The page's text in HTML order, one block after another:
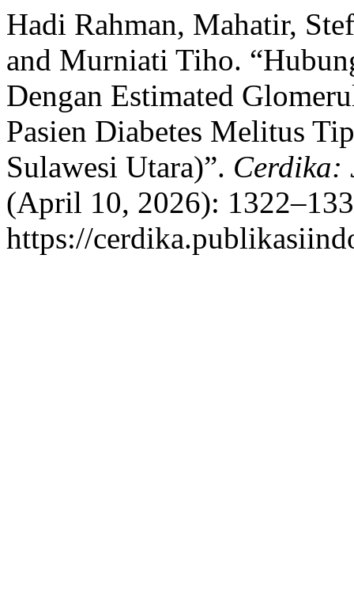
Hadi Rahman, Mahatir,
and Murniati Tiho.
Dengan Estimated
Pasien Diabetes Melitus
Sulawesi Utara)”. Cerdika:
(April 10, 2026):
https://